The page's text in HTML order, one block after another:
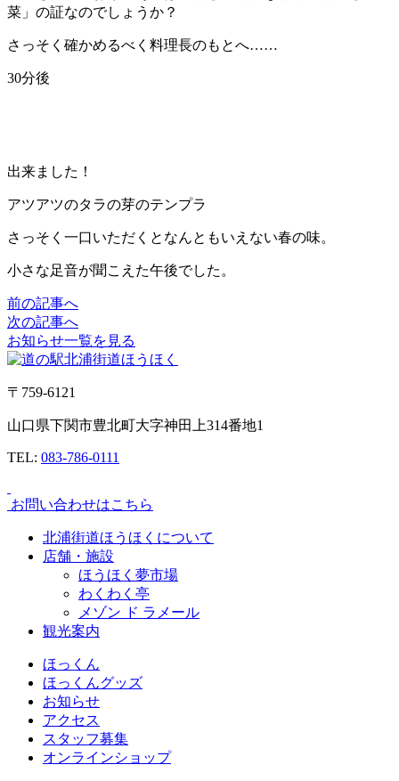
菜」の証なのでしょうか？
さっそく確かめるべく料理長のもとへ……
30分後
出来ました！
アツアツのタラの芽のテンプラ
さっそく一口いただくとなんともいえない春の味。
小さな足音が聞こえた午後でした。
前の記事へ
次の記事へ
お知らせ一覧を見る
〒759-6121
山口県下関市豊北町大字神田上314番地1
TEL: 083-786-0111
お問い合わせはこちら
北浦街道ほうほくについて
店舗・施設
ほうほく夢市場
わくわく亭
メゾン ド ラメール
観光案内
ほっくん
ほっくんグッズ
お知らせ
アクセス
スタッフ募集
オンラインショップ